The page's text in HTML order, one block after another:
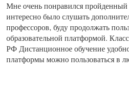
Мне очень понравился пройденный
интересно было слушать
профессоров, буду продолжать
образовательной платформой.
РФ Дистанционное обучение
платформы можно пользоваться в